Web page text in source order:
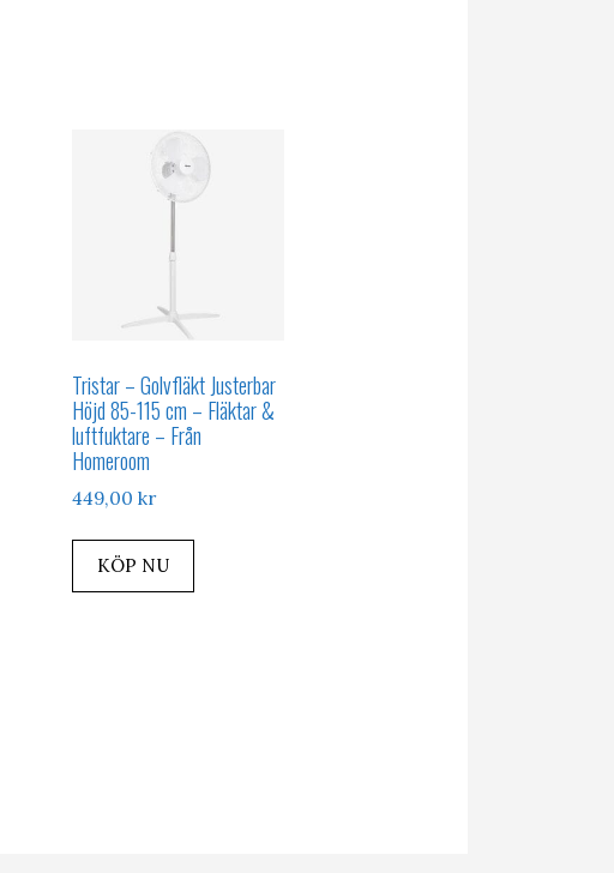
Tristar – Golvfläkt Justerbar
Höjd 85-115 cm – Fläktar &
luftfuktare – Från
Homeroom
449,00kr
KÖP NU